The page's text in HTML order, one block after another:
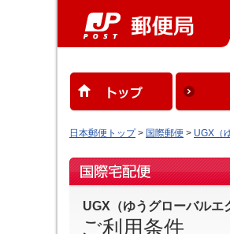
日本郵便トップ> 国際郵便 > UGX（
UGX（ゆうグローバルエ
ご利用条件